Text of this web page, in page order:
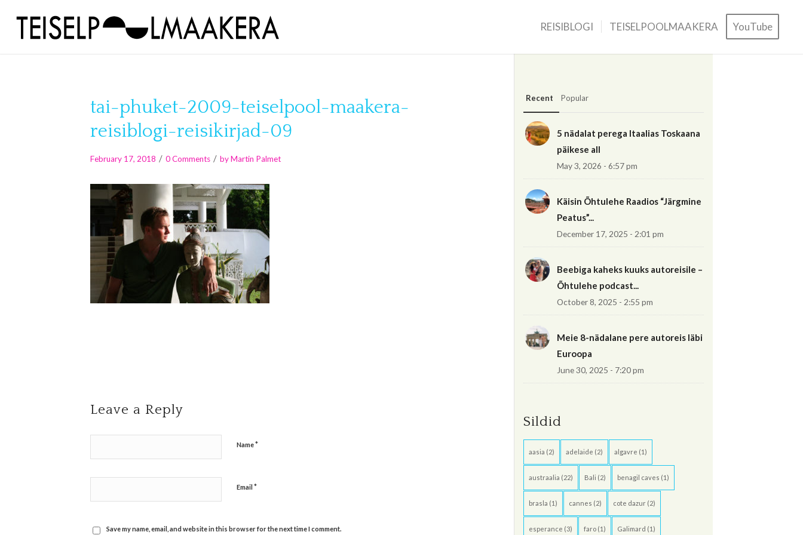
REISIBLOGI TEISELPOOLMAAKERA YouTube
tai-phuket-2009-teiselpool-maakera-
reisiblogi-reisikirjad-09
February 17, 2018 / 0 Comments / byMartin Palmet
Leave a Reply
Name*
Email *
Save my name, email, and website in this browser for the next time I comment.
Recent Popular
5 nädalat perega Itaalias Toskaana
päikese all
May 3, 2026 - 6:57 pm
Käisin Õhtulehe Raadios “Järgmine
Peatus”...
December 17, 2025 - 2:01 pm
Beebiga kaheks kuuks autoreisile –
Õhtulehe podcast...
October 8, 2025 - 2:55 pm
Meie 8-nädalane pere autoreis läbi
Euroopa
June 30, 2025 - 7:20 pm
Sildid
aasia (2) adelaide (2) algavre (1)
austraalia (22) Bali (2) benagil caves (1)
brasla (1) cannes (2) cote dazur(2)
esperance (3) faro(1) Galimard (1)